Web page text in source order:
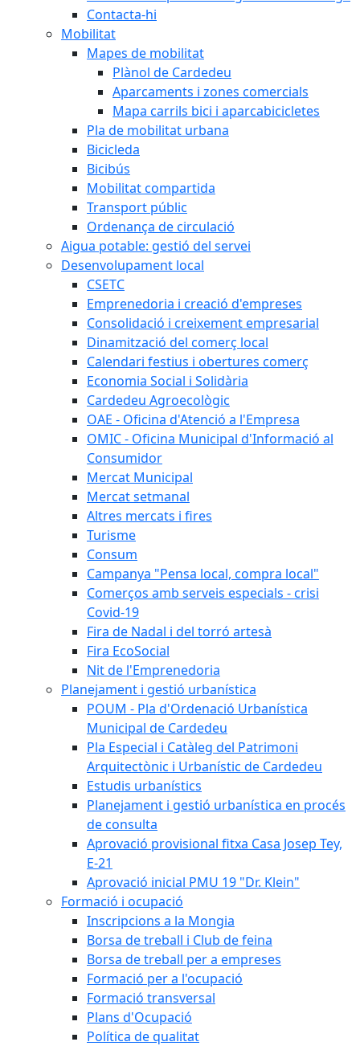
Contacta-hi
Mobilitat
Mapes de mobilitat
Plànol de Cardedeu
Aparcaments i zones comercials
Mapa carrils bici i aparcabicicletes
Pla de mobilitat urbana
Bicicleda
Bicibús
Mobilitat compartida
Transport públic
Ordenança de circulació
Aigua potable: gestió del servei
Desenvolupament local
CSETC
Emprenedoria i creació d'empreses
Consolidació i creixement empresarial
Dinamització del comerç local
Calendari festius i obertures comerç
Economia Social i Solidària
Cardedeu Agroecològic
OAE - Oficina d'Atenció a l'Empresa
OMIC - Oficina Municipal d'Informació al
Consumidor
Mercat Municipal
Mercat setmanal
Altres mercats i fires
Turisme
Consum
Campanya "Pensa local, compra local"
Comerços amb serveis especials - crisi
Covid-19
Fira de Nadal i del torró artesà
Fira EcoSocial
Nit de l'Emprenedoria
Planejament i gestió urbanística
POUM - Pla d'Ordenació Urbanística
Municipal de Cardedeu
Pla Especial i Catàleg del Patrimoni
Arquitectònic i Urbanístic de Cardedeu
Estudis urbanístics
Planejament i gestió urbanística en procés
de consulta
Aprovació provisional fitxa Casa Josep Tey,
E-21
Aprovació inicial PMU 19 "Dr. Klein"
Formació i ocupació
Inscripcions a la Mongia
Borsa de treball i Club de feina
Borsa de treball per a empreses
Formació per a l'ocupació
Formació transversal
Plans d'Ocupació
Política de qualitat